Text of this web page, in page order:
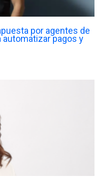
por agentes de
pagos y